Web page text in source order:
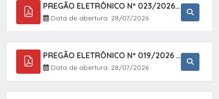
PREGÃO ELETRÔNICO Nº 023/2026 - AQUISIÇÃO DE ENXOVAL INFANTIL, EM ATENDIMENTO À SECRETARIA MUNICIPAL DE EDUCAÇÃO, ATRAVÉS DO SISTEMA DE REGISTRO DE PREÇOS (SRP).
Data de abertura: 28/07/2026
PREGÃO ELETRÔNICO Nº 019/2026 - CONTRATAÇÃO DE EMPRESA ESPECIALIZADA PARA A PRESTAÇÃO DE SERVIÇOS VETERINÁRIOS CLÍNICOS E CIRÚRGICOS, COM FOCO EM AÇÕES DE SAÚDE PÚBLICA, BEM-ESTAR ANIMAL E CONTROLE POPULACIONAL ÉTICO DE CÃES E GATOS, EM ATENDIMENTO À
Data de abertura: 28/07/2026